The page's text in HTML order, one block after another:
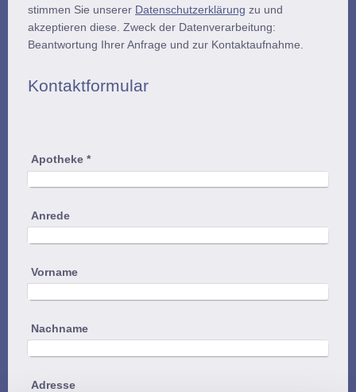
stimmen Sie unserer Datenschutzerklärung zu und
akzeptieren diese. Zweck der Datenverarbeitung:
Beantwortung Ihrer Anfrage und zur Kontaktaufnahme.
Kontaktformular
Apotheke*
Anrede
Vorname
Nachname
Adresse